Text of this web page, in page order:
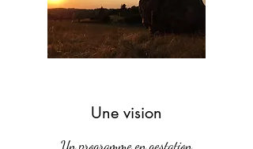
Une vision
Un programme en gestation